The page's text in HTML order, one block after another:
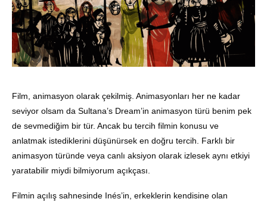
Film, animasyon olarak çekilmiş. Animasyonları her ne kadar
seviyor olsam da Sultana’s Dream’in animasyon türü benim pek
de sevmediğim bir tür. Ancak bu tercih filmin konusu ve
anlatmak istediklerini düşünürsek en doğru tercih. Farklı bir
animasyon türünde veya canlı aksiyon olarak izlesek aynı etkiyi
yaratabilir miydi bilmiyorum açıkçası.
Filmin açılış sahnesinde Inés’in, erkeklerin kendisine olan